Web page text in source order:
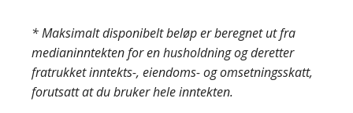
* Maksimalt disponibelt beløp er beregnet ut fra
medianinntekten for en husholdning og deretter
fratrukket inntekts-, eiendoms- og omsetningsskatt,
forutsatt at du bruker hele inntekten.